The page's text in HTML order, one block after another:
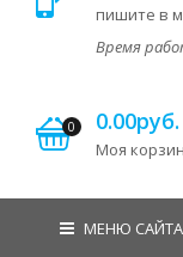
пишите в
Время
0 0.00руб.
Моя
МЕНЮ САЙТА